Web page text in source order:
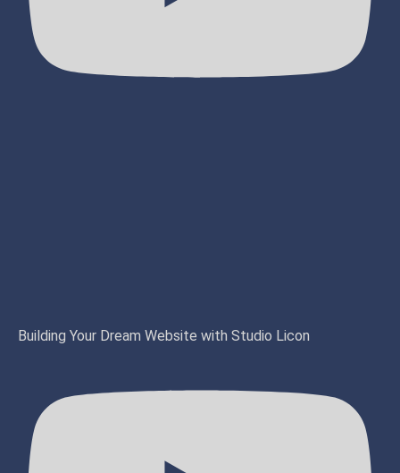
Building Your Dream Website with Studio Licon